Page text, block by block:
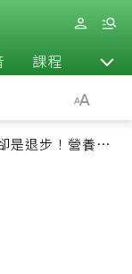
課程 退休
是退步！營養師